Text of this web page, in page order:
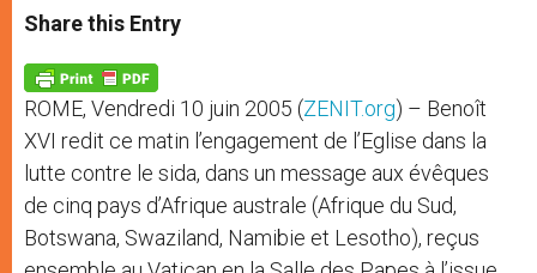
t
s
p
p
s
e
g
e
r
e
b
o
k
Share this Entry
ROME, Vendredi 10 juin 2005 (ZENIT.org) – Benoît
XVI redit ce matin l’engagement de l’Eglise dans la
lutte contre le sida, dans un message aux évêques
de cinq pays d’Afrique australe (Afrique du Sud,
Botswana, Swaziland, Namibie et Lesotho), reçus